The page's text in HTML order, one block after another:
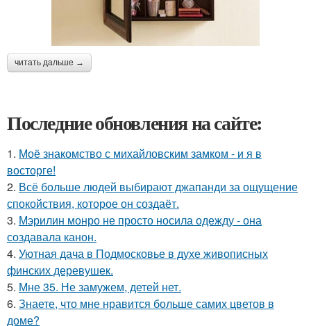
читать дальше →
Последние обновления на сайте:
1. Моё знакомство с михайловским замком - и я в
восторге!
2. Всё больше людей выбирают джапанди за ощущение
спокойствия, которое он создаёт.
3. Мэрилин монро не просто носила одежду - она
создавала канон.
4. Уютная дача в Подмосковье в духе живописных
финских деревушек.
5. Мне 35. Не замужем, детей нет.
6. Знаете, что мне нравится больше самих цветов в
доме?